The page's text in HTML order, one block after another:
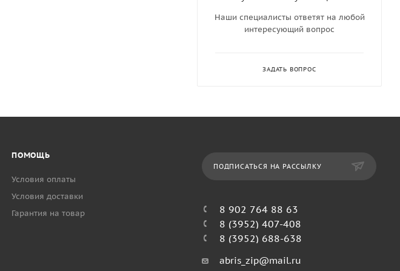
Наши специалисты ответят на любой
интересующий вопрос
ЗАДАТЬ ВОПРОС
ПОМОЩЬ
Условия оплаты
Условия доставки
Гарантия на товар
ПОДПИСАТЬСЯ НА РАССЫЛКУ
8 902 764 88 63
8 (3952) 407-408
8 (3952) 688-638
abris_zip@mail.ru